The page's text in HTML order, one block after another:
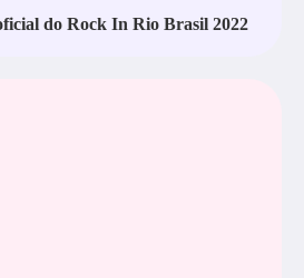
do Rock In Rio Brasil 2022